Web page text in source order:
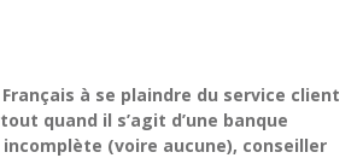
à se plaindre du service client
quand il s’agit d’une banque
incomplète (voire aucune), conseiller